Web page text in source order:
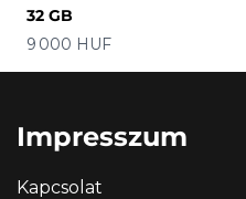
32 GB
Ár
9 000 HUF
Impresszum
Kapcsolat